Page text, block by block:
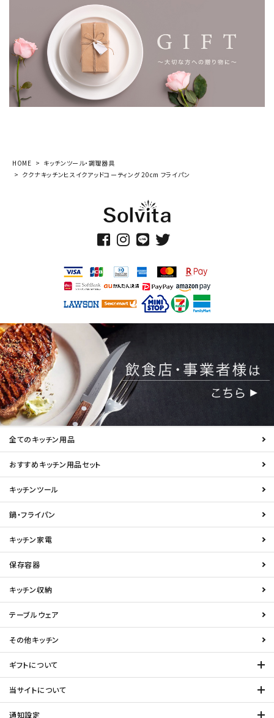
HOME
キッチンツール・調理器具
ククナキッチンヒスイクアッドコーティング 20cm フライパン
全てのキッチン用品
おすすめキッチン用品セット
キッチンツール
鍋・フライパン
キッチン家電
保存容器
キッチン収納
テーブルウェア
その他キッチン
ギフトについて
当サイトについて
通知設定